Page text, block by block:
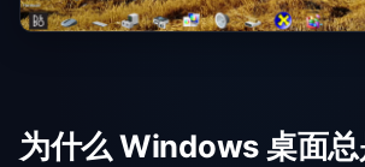
为什么 Windows 桌面